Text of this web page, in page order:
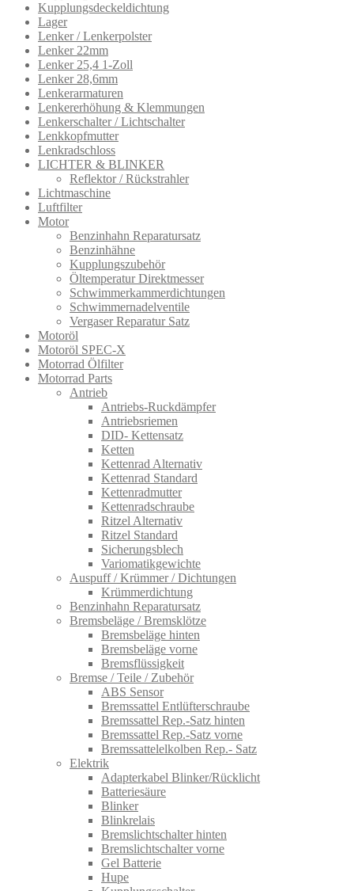
Kupplungsdeckeldichtung
Lager
Lenker / Lenkerpolster
Lenker 22mm
Lenker 25,4 1-Zoll
Lenker 28,6mm
Lenkerarmatur​en
Lenkererhöhung & Klemmungen
Lenkerschalter / Lichtschalter
Lenkkopfmutter
Lenkradschloss
LICHTER & BLINKER
Reflektor / Rückstrahler
Lichtmaschine
Luftfilter
Motor
Benzinhahn Reparatursatz
Benzinhähne
Kupplungszubehör
Öltemperatur Direktmesser
Schwimmerkammerdichtungen
Schwimmernadelventile
Vergaser Reparatur Satz
Motoröl
Motoröl SPEC-X
Motorrad Ölfilter
Motorrad Parts
Antrieb
Antriebs-Ruckdämpfer
Antriebsriemen
DID- Kettensatz
Ketten
Kettenrad Alternativ
Kettenrad Standard
Kettenradmutter
Kettenradschraube
Ritzel Alternativ
Ritzel Standard
Sicherungsblech
Variomatikgewichte
Auspuff / Krümmer / Dichtungen
Krümmerdichtung
Benzinhahn Reparatursatz
Bremsbeläge / Bremsklötze
Bremsbeläge hinten
Bremsbeläge vorne
Bremsflüssigkeit
Bremse / Teile / Zubehör
ABS Sensor
Bremssattel Entlüfterschraube
Bremssattel Rep.-Satz hinten
Bremssattel Rep.-Satz vorne
Bremssattelelkolben Rep.- Satz
Elektrik
Adapterkabel Blinker/Rücklicht
Batteriesäure
Blinker
Blinkrelais
Bremslichtschalter hinten
Bremslichtschalter vorne
Gel Batterie
Hupe